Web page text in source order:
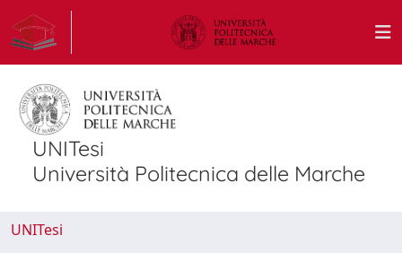
UNITesi
Università Politecnica delle Marche
UNITesi